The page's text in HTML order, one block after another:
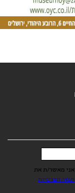
אני מאשר/ת את
תנאי הפרטיות